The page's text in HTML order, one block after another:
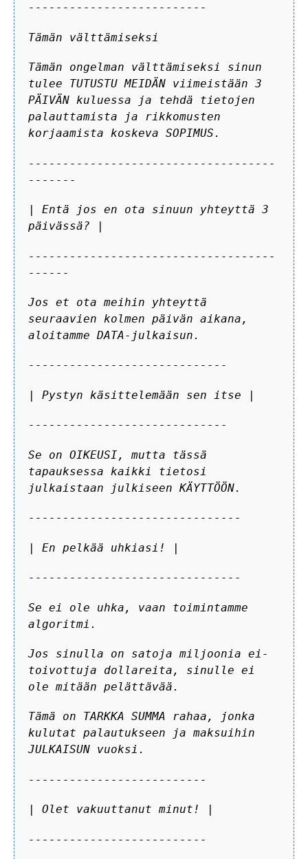
--------------------------
Tämän välttämiseksi
Tämän ongelman välttämiseksi sinun
tulee TUTUSTU MEIDÄN viimeistään 3
PÄIVÄN kuluessa ja tehdä tietojen
palauttamista ja rikkomusten
korjaamista koskeva SOPIMUS.
------------------------------------
-------
| Entä jos en ota sinuun yhteyttä 3
päivässä? |
------------------------------------
------
Jos et ota meihin yhteyttä
seuraavien kolmen päivän aikana,
aloitamme DATA-julkaisun.
-----------------------------
| Pystyn käsittelemään sen itse |
-----------------------------
Se on OIKEUSI, mutta tässä
tapauksessa kaikki tietosi
julkaistaan julkiseen KÄYTTÖÖN.
-------------------------------
| En pelkää uhkiasi! |
-------------------------------
Se ei ole uhka, vaan toimintamme
algoritmi.
Jos sinulla on satoja miljoonia ei-
toivottuja dollareita, sinulle ei
ole mitään pelättävää.
Tämä on TARKKA SUMMA rahaa, jonka
kulutat palautukseen ja maksuihin
JULKAISUN vuoksi.
--------------------------
| Olet vakuuttanut minut! |
--------------------------